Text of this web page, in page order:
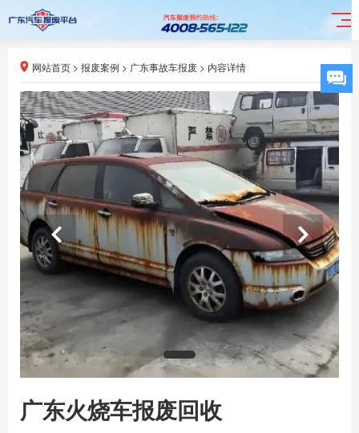
网站首页 > 报废案例 > 广东事故车报废 > 内容详情
广东火烧车报废回收